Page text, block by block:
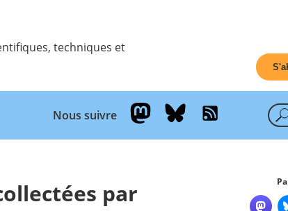
techniques et
Nous suivre
par